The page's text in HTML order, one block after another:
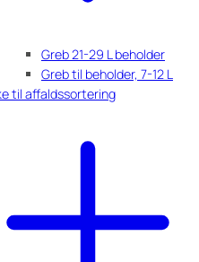
Greb 21-29 L beholder
Greb til beholder, 7-12 L
til affaldssortering